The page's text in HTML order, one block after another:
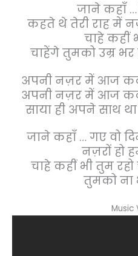
जाने कहाँ
कहते थे तेरी राह में
चाहे कहीं
चाहेंगे तुमको उम्र
अपनी नज़र में आज कल,
अपनी नज़र में आज कल,
साया ही अपने साथ
जाने कहाँ … गए वो
नज़रों हो
चाहे कहीं भी तुम
तुमको ना
Music